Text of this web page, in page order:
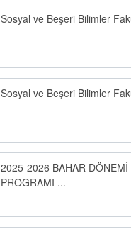
Sosyal ve Beşeri Bilimler
Sosyal ve Beşeri Bilimler
2025-2026 BAHAR DÖNEMİ
PROGRAMI ...